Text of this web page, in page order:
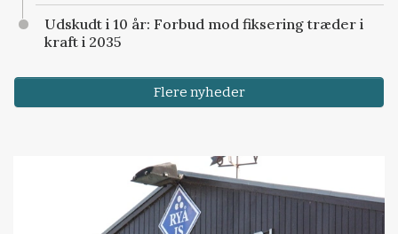
Udskudt i 10 år: Forbud mod fiksering træder i
kraft i 2035
Flere nyheder